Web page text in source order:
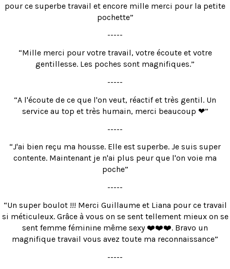
pour ce superbe travail et encore mille merci pour la petite
pochette”
-----
“Mille merci pour votre travail, votre écoute et votre
gentillesse. Les poches sont magnifiques.”
-----
“A l'écoute de ce que l'on veut, réactif et très gentil. Un
service au top et très humain, merci beaucoup ❤”
-----
“J'ai bien reçu ma housse. Elle est superbe. Je suis super
contente. Maintenant je n'ai plus peur que l'on voie ma
poche”
-----
“Un super boulot !!! Merci Guillaume et Liana pour ce travail
si méticuleux. Grâce à vous on se sent tellement mieux on se
sent femme féminine même sexy ❤️❤️❤️. Bravo un
magnifique travail vous avez toute ma reconnaissance”
-----